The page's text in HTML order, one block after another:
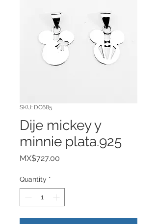
SKU: DC685
Dije mickey y
minnie plata.925
MX$727.00
Quantity *